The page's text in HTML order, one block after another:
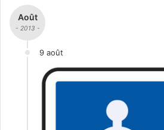
Août
- 2013 -
9 août